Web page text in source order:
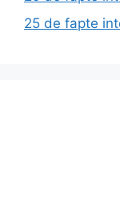
25 de fapte